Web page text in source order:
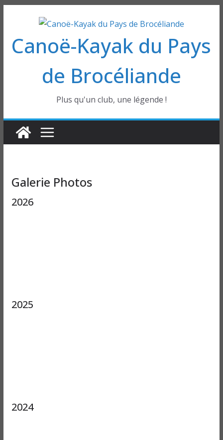
contenu
Canoë-Kayak du Pays
de Brocéliande
Plus qu'un club, une légende !
Galerie Photos
2026
2025
2024